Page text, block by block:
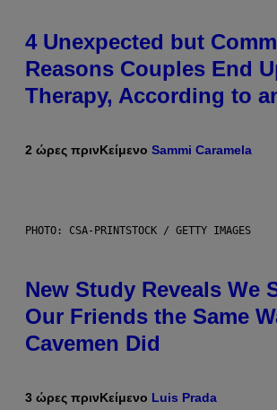
4 Unexpected but
Reasons Couples End
Therapy, According to
2 ώρες πρινΚείμενο Sammi Caramela
PHOTO: CSA-PRINTSTOCK / GETTY IMAGES
New Study Reveals We
Our Friends the Same
Cavemen Did
3 ώρες πρινΚείμενο Luis Prada